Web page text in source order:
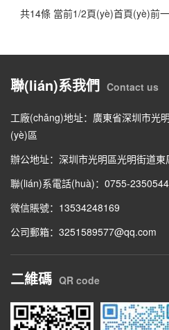
共14條 當前1/2頁(yè)首頁(yè)前
聯(lián)系我們 Contact us
工廠(chǎng)地址：廣東省深圳市光
(yè)區
辦公地址：深圳市光明區光明街道
聯(lián)系電話(huà)：0755-
微信賬號：13534248169
公司郵箱：3251589577@qq.com
二維碼 QR code